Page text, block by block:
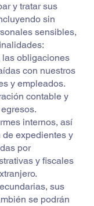
y tratar sus
sin
sensibles,
las obligaciones
con nuestros
y empleados.
contable y
internos, así
expedientes y
por
y fiscales
sus
se podrán